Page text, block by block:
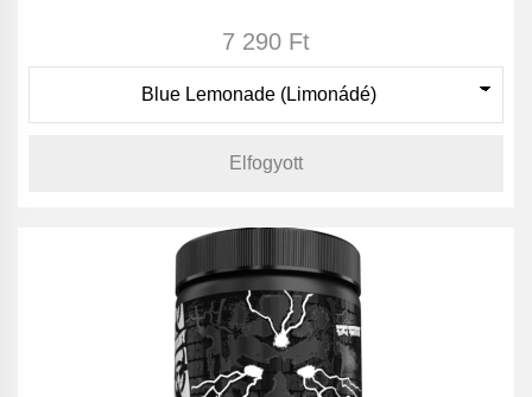
7 290 Ft
Elfogyott